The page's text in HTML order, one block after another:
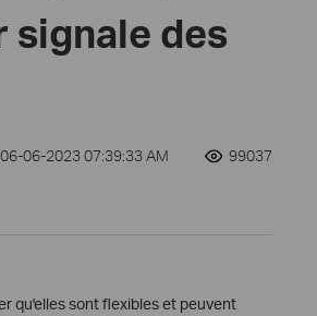
signale des
06-2023 07:39:33 AM 99037
qu'elles sont flexibles et peuvent